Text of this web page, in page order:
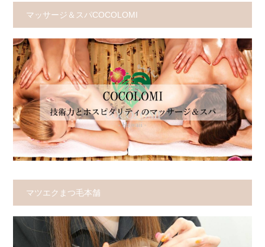
マッサージ＆スパCOCOLOMI
マツエクまつ毛本舗